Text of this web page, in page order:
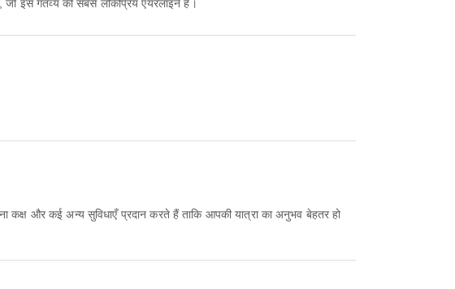
इस गंतव्य की सबसे लोकप्रिय एयरलाइनें हैं।
कक्ष और कई अन्य सुविधाएँ प्रदान करते हैं ताकि आपकी यात्रा का अनुभव बेहतर हो